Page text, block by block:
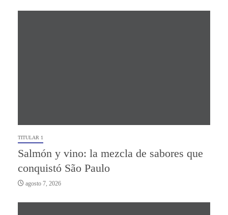
TITULAR 1
Salmón y vino: la mezcla de sabores que
conquistó São Paulo
agosto 7, 2026